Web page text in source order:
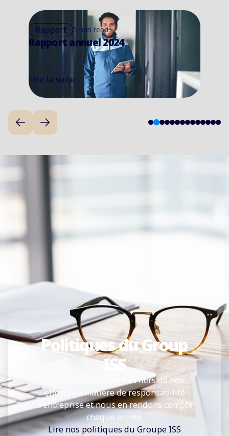
Rapport 5 min read
Rapport de développement durable
2023
Lire la suite
12345678911111
Politiques du Group
ISS
Chez ISS, nous sommes fiers de nos
efforts en matière de responsabilité
d'entreprise et nous en rendons compte
chaque année.
Lire nos politiques du Groupe ISS